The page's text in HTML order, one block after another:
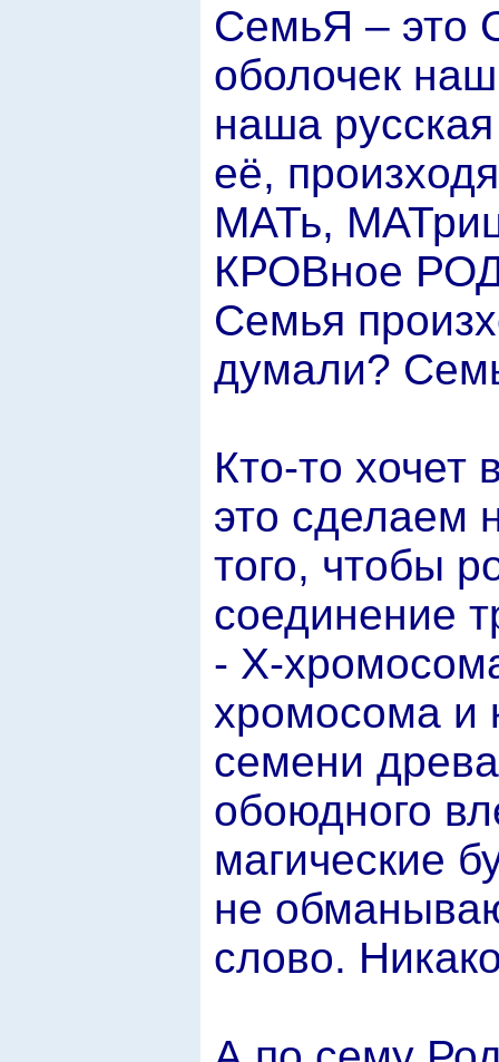
СемьЯ – это
оболочек
наша
её,
МАТь,
КРОВное
Семья
думали?
Кто-то хочет
это сделаем
того, чтобы
соединение
- Х-
хромосома и
семени
обоюдного
магические
не
слово.